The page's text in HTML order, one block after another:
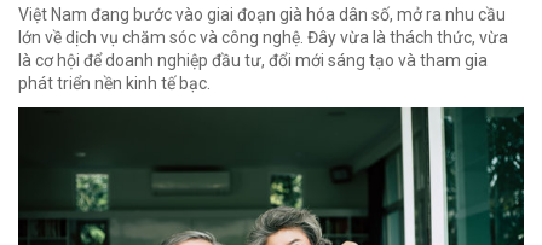
Việt Nam đang bước vào giai đoạn già hóa dân số, mở ra nhu cầu
lớn về dịch vụ chăm sóc và công nghệ. Đây vừa là thách thức, vừa
là cơ hội để doanh nghiệp đầu tư, đổi mới sáng tạo và tham gia
phát triển nền kinh tế bạc.